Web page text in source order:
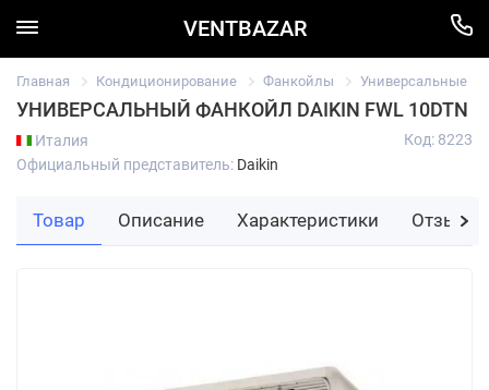
VENTBAZAR
Главная Кондиционирование Фанкойлы Универсальные
УНИВЕРСАЛЬНЫЙ ФАНКОЙЛ DAIKIN FWL 10DTN
Италия
Официальный представитель: Daikin
Код: 8223
Товар Описание Характеристики Отзывы